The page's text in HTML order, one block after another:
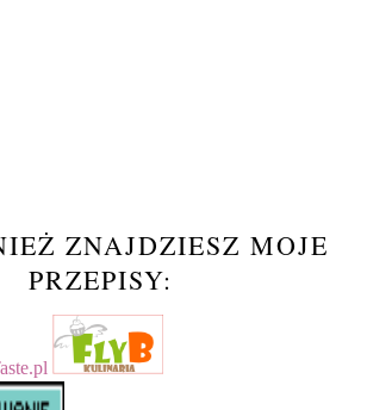
ZNAJDZIESZ MOJE
PRZEPISY: